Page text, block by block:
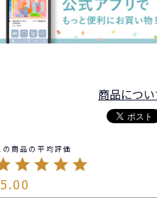
商品につ
5.00